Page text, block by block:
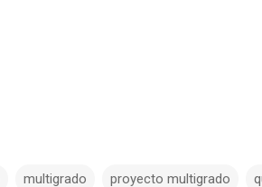
multigrado proyecto multigrado